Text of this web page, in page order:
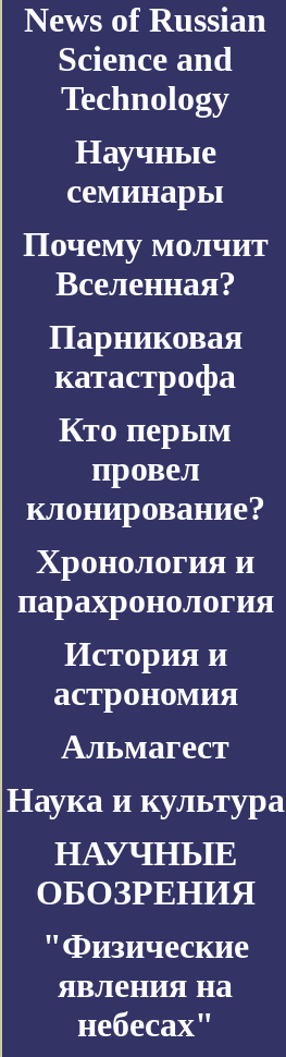
News of Russian
Science and
Technology
Научные
семинары
Почему молчит
Вселенная?
Парниковая
катастрофа
Кто перым
провел
клонирование?
Хронология и
парахронология
История и
астрономия
Альмагест
Наука и культура
НАУЧНЫЕ
ОБОЗРЕНИЯ
"Физические
явления на
небесах"